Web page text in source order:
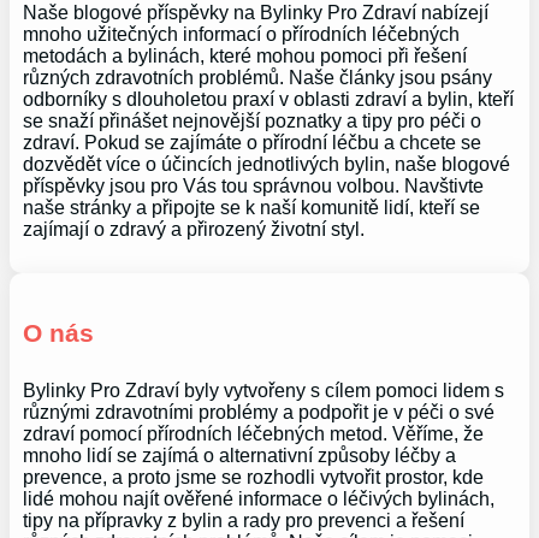
Naše blogové příspěvky na Bylinky Pro Zdraví nabízejí
mnoho užitečných informací o přírodních léčebných
metodách a bylinách, které mohou pomoci při řešení
různých zdravotních problémů. Naše články jsou psány
odborníky s dlouholetou praxí v oblasti zdraví a bylin, kteří
se snaží přinášet nejnovější poznatky a tipy pro péči o
zdraví. Pokud se zajímáte o přírodní léčbu a chcete se
dozvědět více o účincích jednotlivých bylin, naše blogové
příspěvky jsou pro Vás tou správnou volbou. Navštivte
naše stránky a připojte se k naší komunitě lidí, kteří se
zajímají o zdravý a přirozený životní styl.
O nás
Bylinky Pro Zdraví byly vytvořeny s cílem pomoci lidem s
různými zdravotními problémy a podpořit je v péči o své
zdraví pomocí přírodních léčebných metod. Věříme, že
mnoho lidí se zajímá o alternativní způsoby léčby a
prevence, a proto jsme se rozhodli vytvořit prostor, kde
lidé mohou najít ověřené informace o léčivých bylinách,
tipy na přípravky z bylin a rady pro prevenci a řešení